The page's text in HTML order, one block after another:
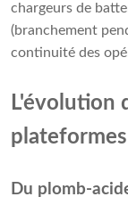
chargeurs de
(branchement
continuité des
L'évolution
Du plomb-